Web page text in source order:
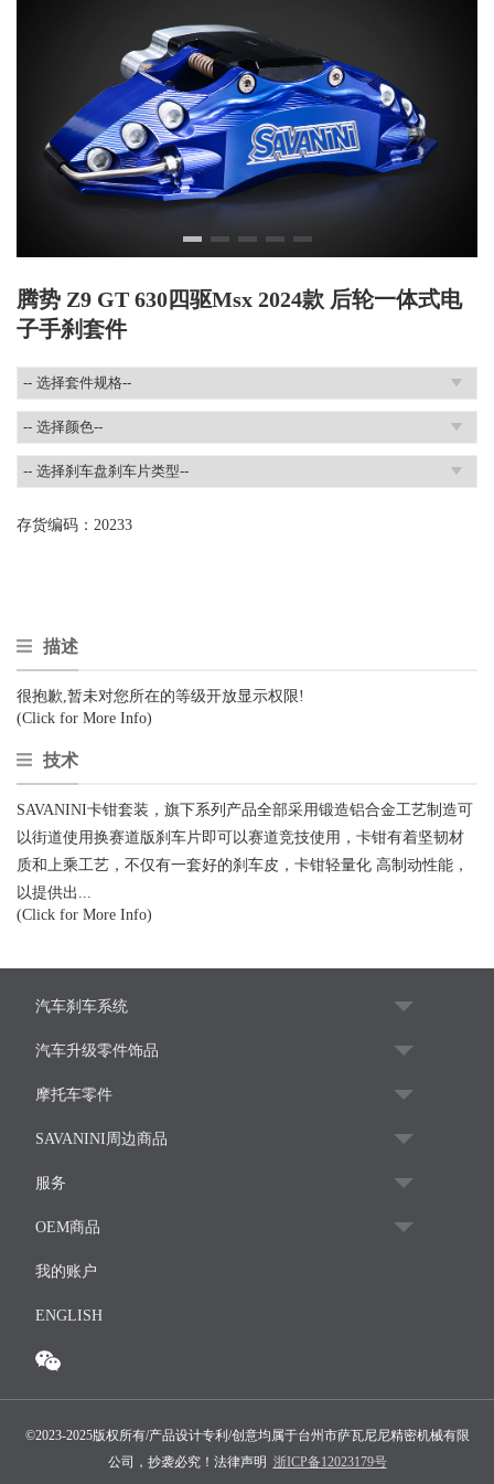
腾势 Z9 GT 630四驱Msx 2024款 后轮一体式电
子手刹套件
存货编码： 20233
描述
很抱歉,暂未对您所在的等级开放显示权限!
(Click for More Info)
技术
SAVANINI卡钳套装，旗下系列产品全部采用锻造铝合金工艺制造可
以街道使用换赛道版刹车片即可以赛道竞技使用，卡钳有着坚韧材
质和上乘工艺，不仅有一套好的刹车皮，卡钳轻量化 高制动性能，
以提供出...
(Click for More Info)
汽车刹车系统
汽车升级零件饰品
摩托车零件
SAVANINI周边商品
服务
OEM商品
我的账户
ENGLISH
©2023-2025版权所有/产品设计专利/创意均属于台州市萨瓦尼尼精密机械有限
公司，抄袭必究！法律声明 浙ICP备12023179号